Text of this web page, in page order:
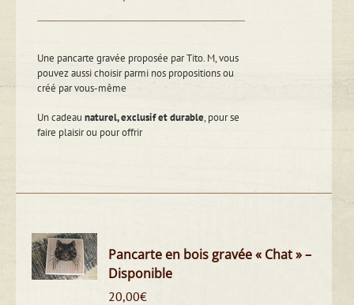
Une pancarte gravée proposée par Tito. M, vous
pouvez aussi choisir parmi nos propositions ou
créé par vous-même
Un cadeaunaturel, exclusif et durable, pour se
faire plaisir ou pour offrir
Pancarte en bois gravée « Chat » –
Disponible
20,00€